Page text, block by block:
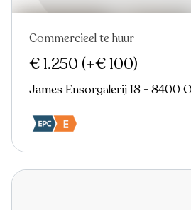
Commercieel te huur
€ 1.250 (+€ 100)
James Ensorgalerij 18 - 8400